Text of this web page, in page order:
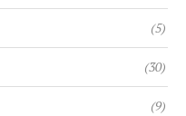
(5)
(30)
(9)